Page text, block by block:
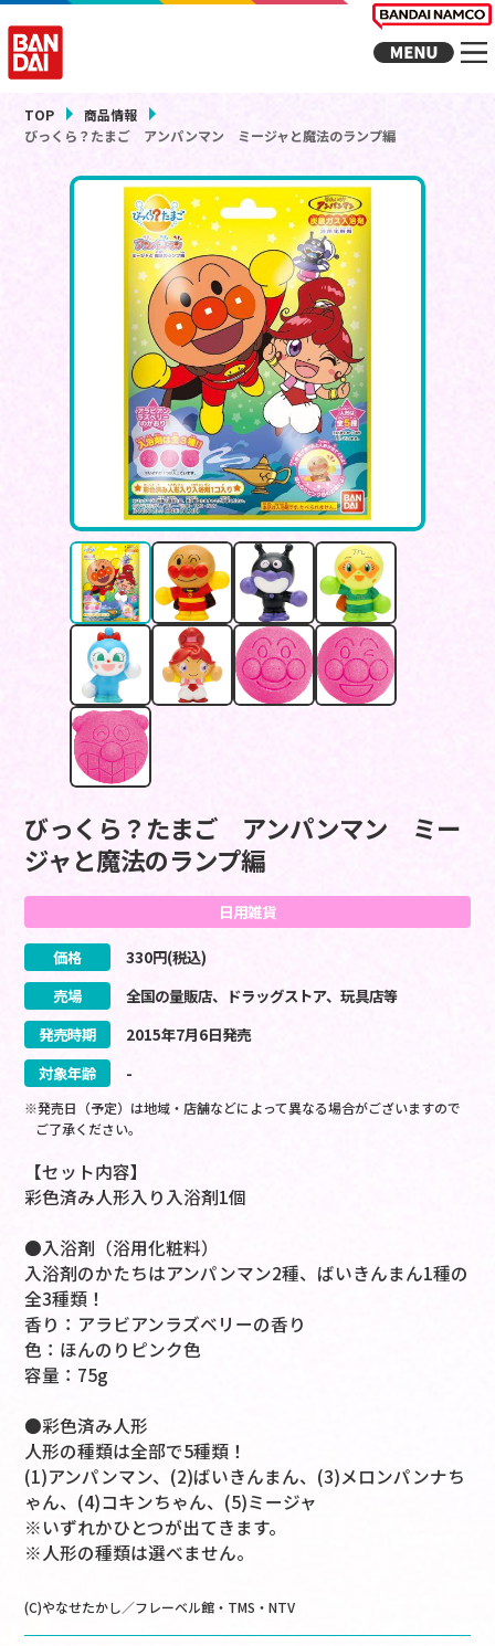
TOP
商品情報
びっくら？たまご アンパンマン ミージャと魔法のランプ編
びっくら？たまご アンパンマン ミー
ジャと魔法のランプ編
日用雑貨
価格 330円(税込)
売場
全国の量販店、ドラッグストア、玩具店等
発売時期
2015年7月6日発売
対象年齢
-
※発売日（予定）は地域・店舗などによって異なる場合がございますので
ご了承ください。
【セット内容】
彩色済み人形入り入浴剤1個
●入浴剤（浴用化粧料）
入浴剤のかたちはアンパンマン2種、ばいきんまん1種の
全3種類！
香り：アラビアンラズベリーの香り
色：ほんのりピンク色
容量：75g
●彩色済み人形
人形の種類は全部で5種類！
(1)アンパンマン、(2)ばいきんまん、(3)メロンパンナち
ゃん、(4)コキンちゃん、(5)ミージャ
※いずれかひとつが出てきます。
※人形の種類は選べません。
(C)やなせたかし／フレーベル館・TMS・NTV